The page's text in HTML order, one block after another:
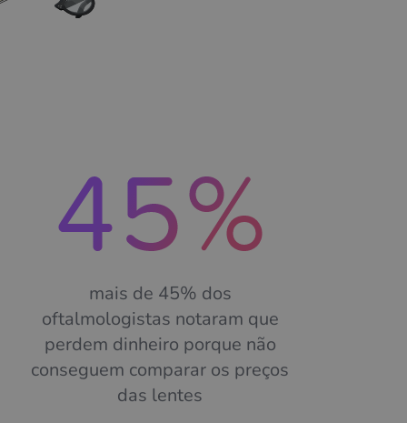
mais de 45% dos
oftalmologistas notaram que
perdem dinheiro porque não
conseguem comparar os preços
das lentes